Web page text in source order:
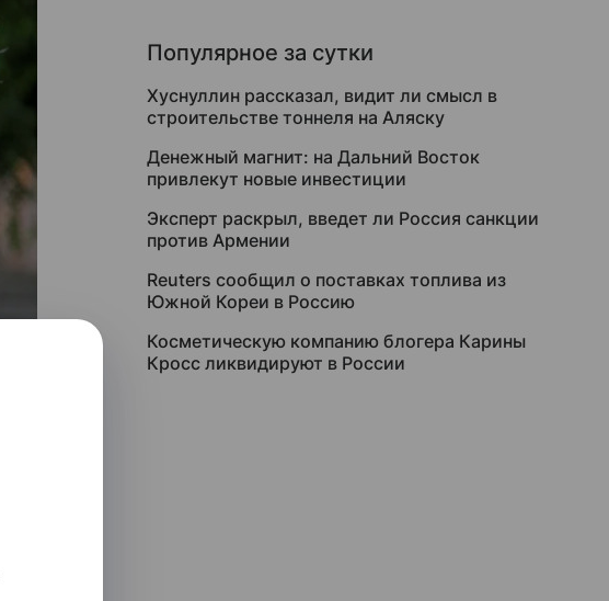
Популярное за сутки
Хуснуллин рассказал, видит ли смысл в
строительстве тоннеля на Аляску
Денежный магнит: на Дальний Восток
привлекут новые инвестиции
Эксперт раскрыл, введет ли Россия санкции
против Армении
Reuters сообщил о поставках топлива из
Южной Кореи в Россию
Косметическую компанию блогера Карины
Кросс ликвидируют в России